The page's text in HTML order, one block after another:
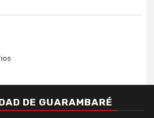
DE GUARAMBARÉ